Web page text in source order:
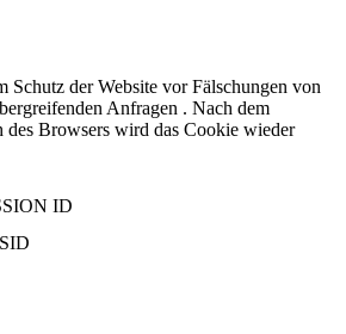
Schutz der Website vor Fälschungen von
Anfragen . Nach dem
des Browsers wird das Cookie wieder
ID